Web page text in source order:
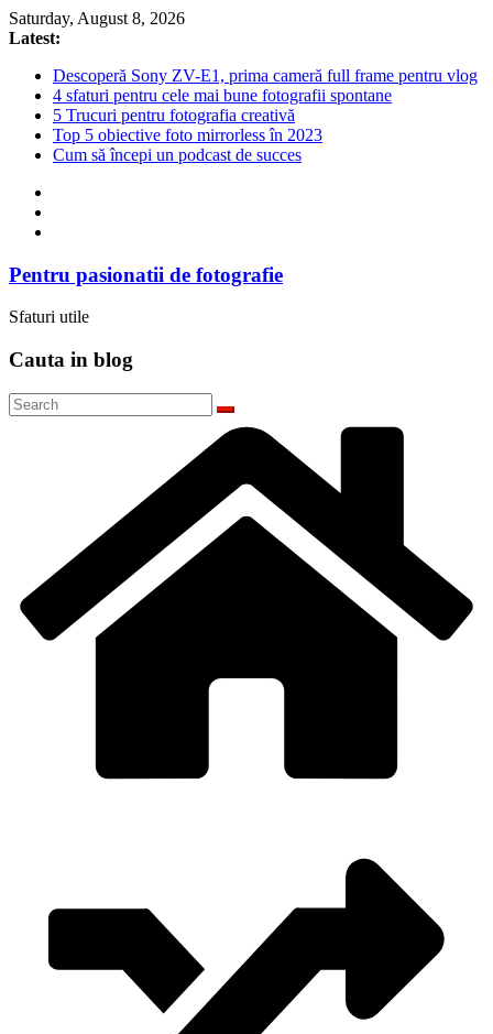
Skip
to
Saturday, August 8, 2026
Latest:
Descoperă Sony ZV-E1, prima cameră full frame pentru vlog
4 sfaturi pentru cele mai bune fotografii spontane
5 Trucuri pentru fotografia creativă
Top 5 obiective foto mirrorless în 2023
Cum să începi un podcast de succes
Pentru pasionatii de fotografie
Sfaturi utile
Cauta in blog